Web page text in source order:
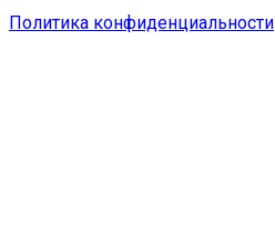
Политика конфиденциальности